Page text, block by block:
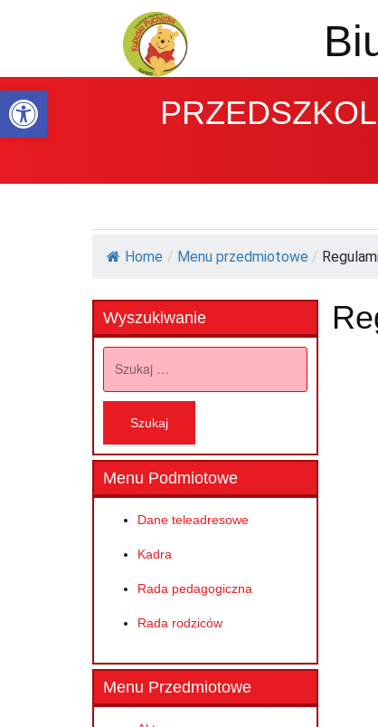
Open toolbar
Home / Menu przedmiotowe /
Wyszukiwanie
Menu Podmiotowe
Dane teleadresowe
Kadra
Rada pedagogiczna
Rada rodziców
Menu Przedmiotowe